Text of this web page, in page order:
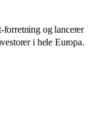
forretning og lancerer
i hele Europa.